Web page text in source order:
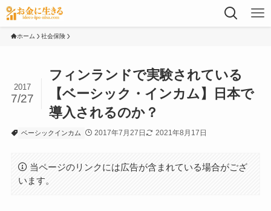
ホーム 社会保険
フィンランドで実験されている
【ベーシック・インカム】日本で
導入されるのか？
2017
7/27
ベーシックインカム 2017年7月27日 2021年8月17日
当ページのリンクには広告が含まれている場合がござ
います。